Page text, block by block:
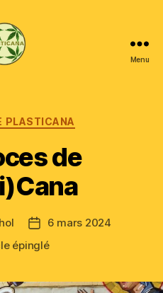
Menu
Catégories
PLASTICANA
de
Date
de
l’article
6 mars 2024
épinglé